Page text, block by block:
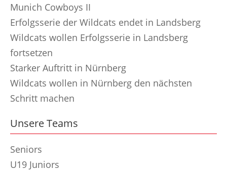
Munich Cowboys II
Erfolgsserie der Wildcats endet in Landsberg
Wildcats wollen Erfolgsserie in Landsberg
fortsetzen
Starker Auftritt in Nürnberg
Wildcats wollen in Nürnberg den nächsten
Schritt machen
Unsere Teams
Seniors
U19 Juniors